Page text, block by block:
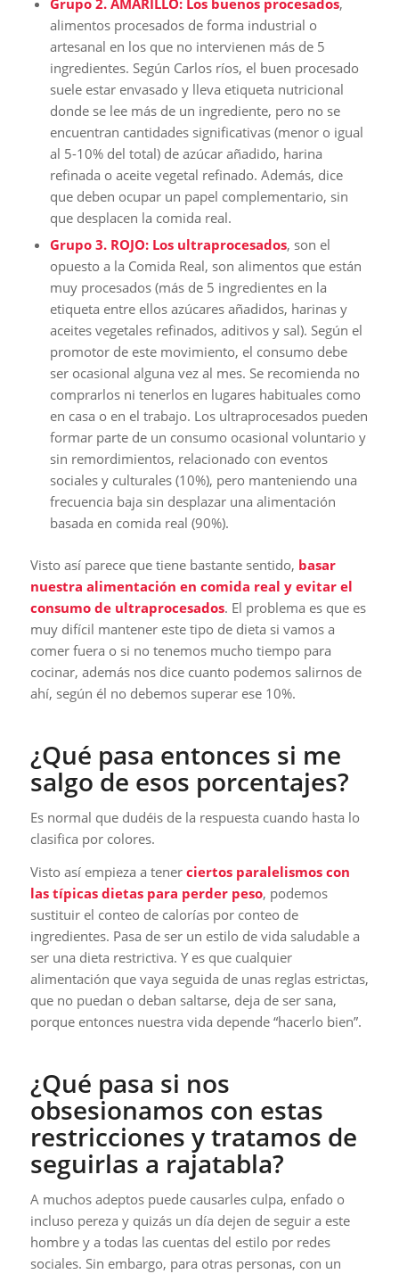
Grupo 2. AMARILLO: Los buenos procesados,
alimentos procesados de forma industrial o
artesanal en los que no intervienen más de 5
ingredientes. Según Carlos ríos, el buen procesado
suele estar envasado y lleva etiqueta nutricional
donde se lee más de un ingrediente, pero no se
encuentran cantidades significativas (menor o igual
al 5-10% del total) de azúcar añadido, harina
refinada o aceite vegetal refinado. Además, dice
que deben ocupar un papel complementario, sin
que desplacen la comida real.
Grupo 3. ROJO: Los ultraprocesados, son el
opuesto a la Comida Real, son alimentos que están
muy procesados (más de 5 ingredientes en la
etiqueta entre ellos azúcares añadidos, harinas y
aceites vegetales refinados, aditivos y sal). Según el
promotor de este movimiento, el consumo debe
ser ocasional alguna vez al mes. Se recomienda no
comprarlos ni tenerlos en lugares habituales como
en casa o en el trabajo. Los ultraprocesados pueden
formar parte de un consumo ocasional voluntario y
sin remordimientos, relacionado con eventos
sociales y culturales (10%), pero manteniendo una
frecuencia baja sin desplazar una alimentación
basada en comida real (90%).
Visto así parece que tiene bastante sentido, basar
nuestra alimentación en comida real y evitar el
consumo de ultraprocesados. El problema es que es
muy difícil mantener este tipo de dieta si vamos a
comer fuera o si no tenemos mucho tiempo para
cocinar, además nos dice cuanto podemos salirnos de
ahí, según él no debemos superar ese 10%.
¿Qué pasa entonces si me
salgo de esos porcentajes?
Es normal que dudéis de la respuesta cuando hasta lo
clasifica por colores.
Visto así empieza a tener ciertos paralelismos con
las típicas dietas para perder peso, podemos
sustituir el conteo de calorías por conteo de
ingredientes. Pasa de ser un estilo de vida saludable a
ser una dieta restrictiva. Y es que cualquier
alimentación que vaya seguida de unas reglas estrictas,
que no puedan o deban saltarse, deja de ser sana,
porque entonces nuestra vida depende “hacerlo bien”.
¿Qué pasa si nos
obsesionamos con estas
restricciones y tratamos de
seguirlas a rajatabla?
A muchos adeptos puede causarles culpa, enfado o
incluso pereza y quizás un día dejen de seguir a este
hombre y a todas las cuentas del estilo por redes
sociales. Sin embargo, para otras personas, con un